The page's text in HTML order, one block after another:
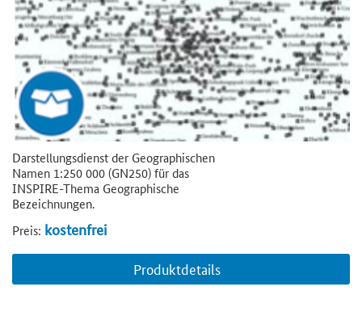
Darstellungsdienst der Geographischen
Namen 1:250 000 (GN250) für das
INSPIRE-Thema Geographische
Bezeichnungen.
Preis: kostenfrei
Produktdetails